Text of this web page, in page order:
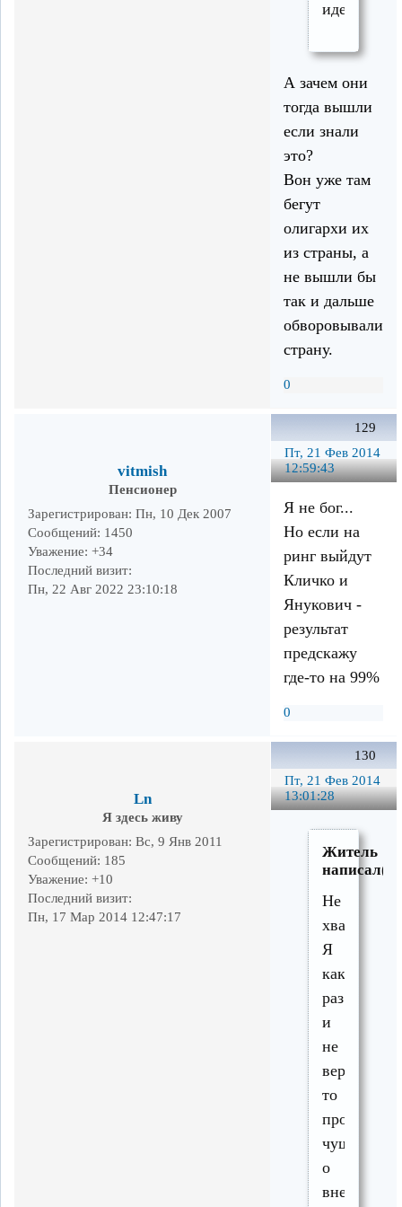
идеалист.
А зачем они
тогда вышли
если знали
это?
Вон уже там
бегут
олигархи их
из страны, а
не вышли бы
так и дальше
обворовывали
страну.
0
129
Пт, 21 Фев 2014
12:59:43
vitmish
Пенсионер
Зарегистрирован: Пн, 10 Дек 2007
Сообщений: 1450
Уважение: +34
Последний визит:
Пн, 22 Авг 2022 23:10:18
Я не бог...
Но если на
ринг выйдут
Кличко и
Янукович -
результат
предскажу
где-то на 99%
0
130
Пт, 21 Фев 2014
13:01:28
Ln
Я здесь живу
Зарегистрирован: Вс, 9 Янв 2011
Сообщений: 185
Уважение: +10
Последний визит:
Пн, 17 Мар 2014 12:47:17
Житель
Не
хватает?
Я
как
раз
и
не
верю
то
чушь
о
внешнем